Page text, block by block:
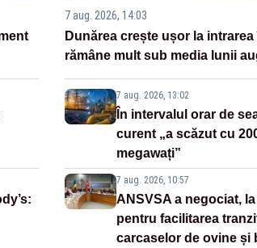
7 aug. 2026, 14:03
Dunărea crește ușor la intrarea
rămâne mult sub media lunii
7 aug. 2026, 13:02
În intervalul orar de
curent „a scăzut cu
megawați”
7 aug. 2026, 10:57
ANSVSA a negociat,
pentru facilitarea
carcaselor de ovine și